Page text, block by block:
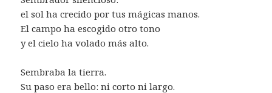
el sol ha crecido por tus mágicas manos.
El campo ha escogido otro tono
y el cielo ha volado más alto.
Sembraba la tierra.
Su paso era bello: ni corto ni largo.